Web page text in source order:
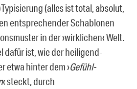
(alles ist total, absolut,
entsprechender Schablonen
in der ›wirklichen‹ Welt.
dafür ist, wie der heiligend-
etwa hinter dem ›Gefühl-
‹ steckt, durch